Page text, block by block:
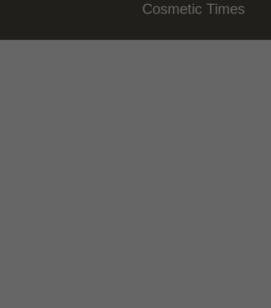
Cosmetic Times